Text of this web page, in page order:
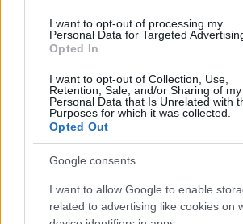
I want to opt-out of processing my
Personal Data for Targeted
Opted In
I want to opt-out of Collection, Use,
Retention, Sale, and/or Sharing of my
Personal Data that Is Unrelated with
Purposes for which it was collected.
Opted Out
Google consents
I want to allow Google to enable
related to advertising like cookies on
4 napja